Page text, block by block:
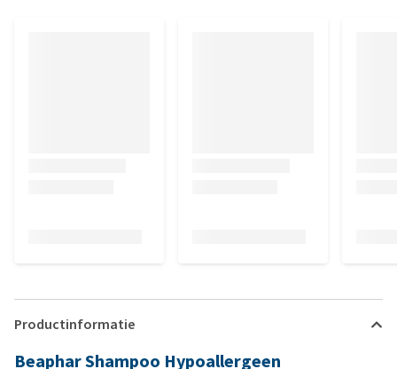
Productinformatie
Beaphar Shampoo Hypoallergeen